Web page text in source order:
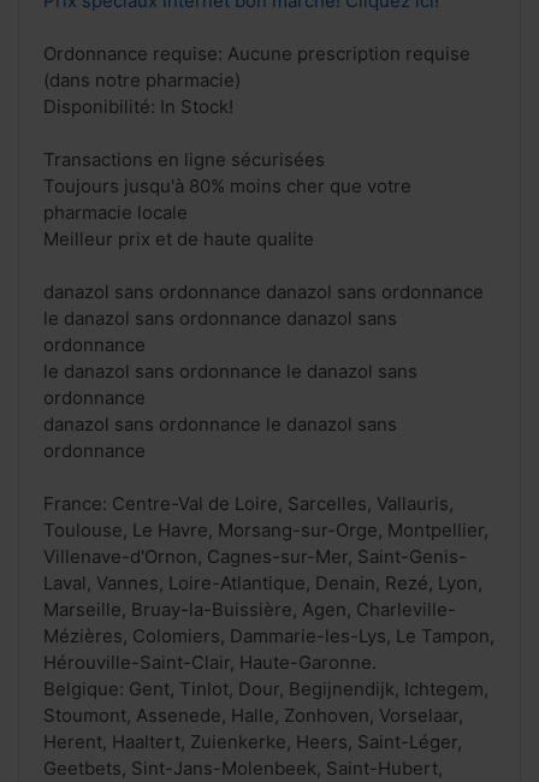
Ordonnance requise: Aucune prescription requise
(dans notre pharmacie)
Disponibilité: In Stock!
Transactions en ligne sécurisées
Toujours jusqu'à 80% moins cher que votre
pharmacie locale
Meilleur prix et de haute qualite
danazol sans ordonnance danazol sans ordonnance
le danazol sans ordonnance danazol sans
ordonnance
le danazol sans ordonnance le danazol sans
ordonnance
danazol sans ordonnance le danazol sans
ordonnance
France: Centre-Val de Loire, Sarcelles, Vallauris,
Toulouse, Le Havre, Morsang-sur-Orge, Montpellier,
Villenave-d'Ornon, Cagnes-sur-Mer, Saint-Genis-
Laval, Vannes, Loire-Atlantique, Denain, Rezé, Lyon,
Marseille, Bruay-la-Buissière, Agen, Charleville-
Mézières, Colomiers, Dammarie-les-Lys, Le Tampon,
Hérouville-Saint-Clair, Haute-Garonne.
Belgique: Gent, Tinlot, Dour, Begijnendijk, Ichtegem,
Stoumont, Assenede, Halle, Zonhoven, Vorselaar,
Herent, Haaltert, Zuienkerke, Heers, Saint-Léger,
Geetbets, Sint-Jans-Molenbeek, Saint-Hubert,